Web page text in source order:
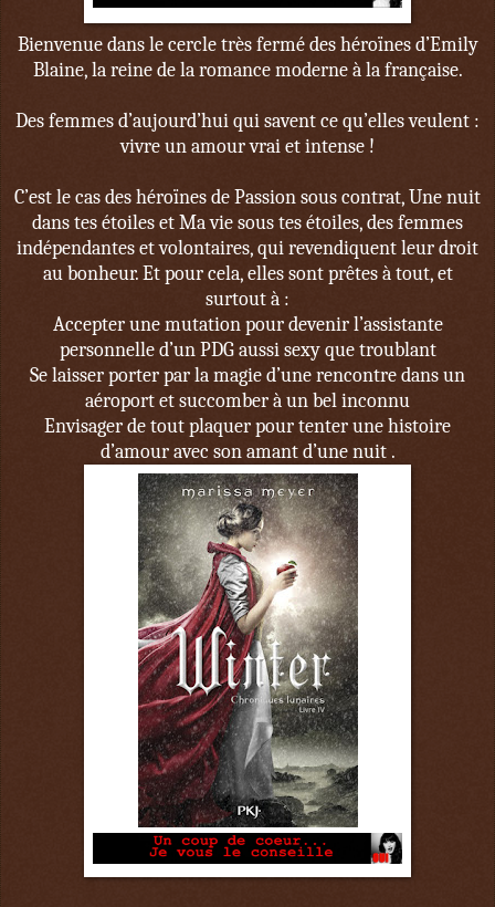
Bienvenue dans le cercle très fermé des héroïnes d’Emily
Blaine, la reine de la romance moderne à la française.
Des femmes d’aujourd’hui qui savent ce qu’elles veulent :
vivre un amour vrai et intense !
C’est le cas des héroïnes de Passion sous contrat, Une nuit
dans tes étoiles et Ma vie sous tes étoiles, des femmes
indépendantes et volontaires, qui revendiquent leur droit
au bonheur. Et pour cela, elles sont prêtes à tout, et
surtout à :
Accepter une mutation pour devenir l’assistante
personnelle d’un PDG aussi sexy que troublant
Se laisser porter par la magie d’une rencontre dans un
aéroport et succomber à un bel inconnu
Envisager de tout plaquer pour tenter une histoire
d’amour avec son amant d’une nuit .